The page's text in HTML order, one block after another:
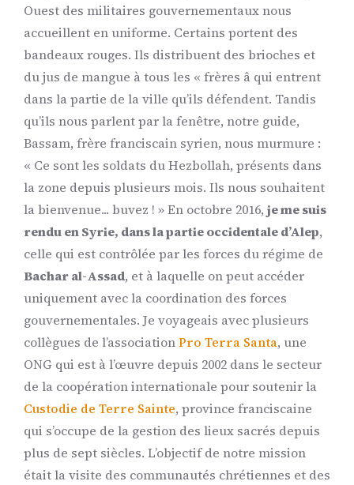
Ouest des militaires gouvernementaux nous
accueillent en uniforme. Certains portent des
bandeaux rouges. Ils distribuent des brioches et
du jus de mangue à tous les « frères â qui entrent
dans la partie de la ville qu’ils défendent. Tandis
qu’ils nous parlent par la fenêtre, notre guide,
Bassam, frère franciscain syrien, nous murmure :
« Ce sont les soldats du Hezbollah, présents dans
la zone depuis plusieurs mois. Ils nous souhaitent
la bienvenue... buvez ! » En octobre 2016, je me suis
rendu en Syrie, dans la partie occidentale d’Alep,
celle qui est contrôlée par les forces du régime de
Bachar al-Assad, et à laquelle on peut accéder
uniquement avec la coordination des forces
gouvernementales. Je voyageais avec plusieurs
collègues de l’associationPro Terra Santa, une
ONG qui est à l’œuvre depuis 2002 dans le secteur
de la coopération internationale pour soutenir la
Custodie de Terre Sainte, province franciscaine
qui s’occupe de la gestion des lieux sacrés depuis
plus de sept siècles. L’objectif de notre mission
était la visite des communautés chrétiennes et des